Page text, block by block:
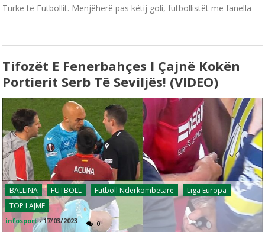
Turke të Futbollit. Menjëherë pas këtij goli, futbollistët me fanella
Tifozët E Fenerbahçes I Çajnë Kokën
Portierit Serb Të Seviljës! (VIDEO)
BALLINA FUTBOLL Futboll Ndërkombëtarë
Liga Europa
TOP LAJME
infosport -17/03/2023 0